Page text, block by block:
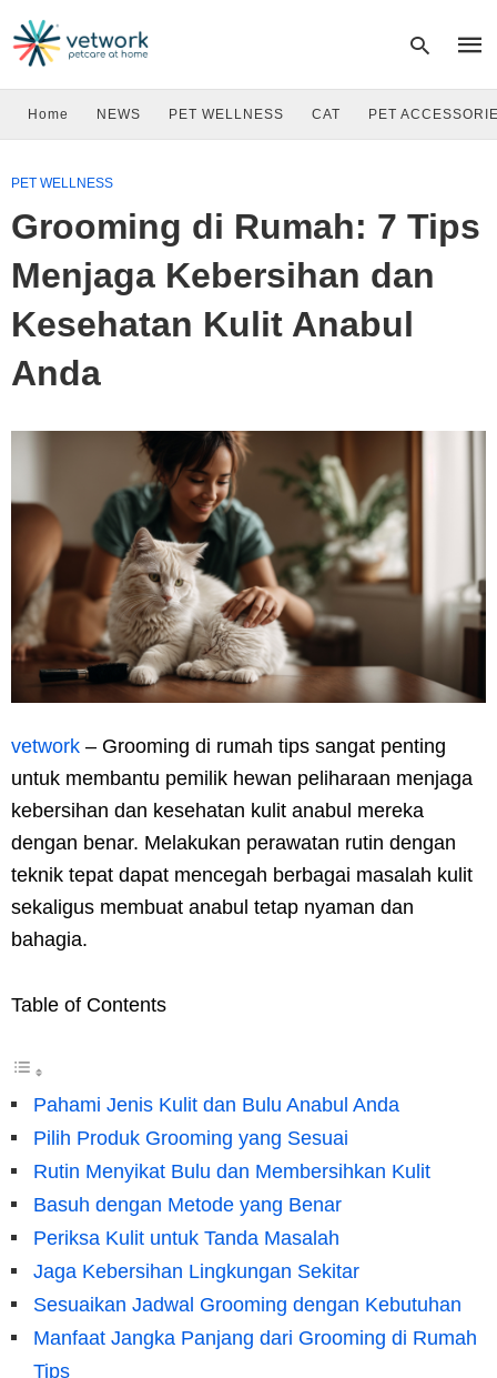
and
Home NEWS PET WELLNESS CAT PET
PET WELLNESS
Grooming di Rumah: 7 Tips
Menjaga Kebersihan dan
Kesehatan Kulit Anabul
Anda
vetwork – Grooming di rumah tips sangat penting
untuk membantu pemilik hewan peliharaan menjaga
kebersihan dan kesehatan kulit anabul mereka
dengan benar. Melakukan perawatan rutin dengan
teknik tepat dapat mencegah berbagai masalah kulit
sekaligus membuat anabul tetap nyaman dan
bahagia.
Table of Contents
Pahami Jenis Kulit dan Bulu Anabul Anda
Pilih Produk Grooming yang Sesuai
Rutin Menyikat Bulu dan Membersihkan Kulit
Basuh dengan Metode yang Benar
Periksa Kulit untuk Tanda Masalah
Jaga Kebersihan Lingkungan Sekitar
Sesuaikan Jadwal Grooming dengan Kebutuhan
Manfaat Jangka Panjang dari Grooming di Rumah
Tips